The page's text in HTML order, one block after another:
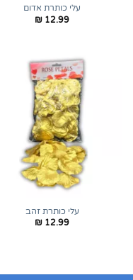
עלי כותרת אדום
₪ 12.99
עלי כותרת זהב
₪ 12.99